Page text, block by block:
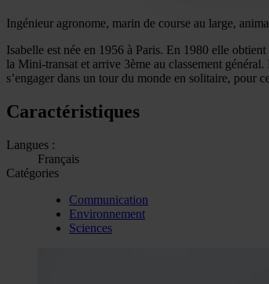
Ingénieur agronome, marin de course au large,
Isabelle est née en 1956 à Paris. En 1980 elle
la Mini-transat et arrive 3ème au classement
s’engager dans un tour du monde en solitaire, pour
Caractéristiques
Langues :
Français
Catégories
Communication
Environnement
Sciences